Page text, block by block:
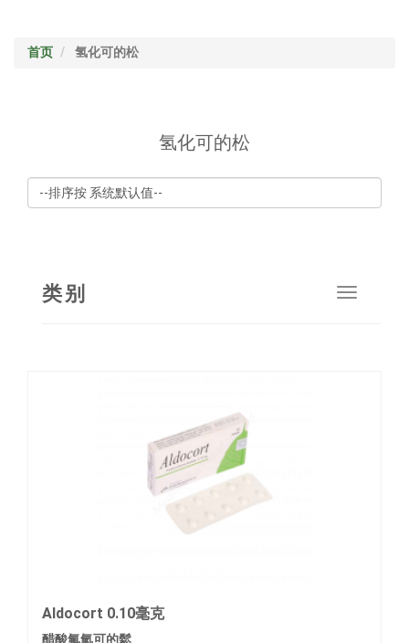
首页 氢化可的松
氢化可的松
Toggle
类别
Aldocort 0.10毫克
醋酸氟氫可的鬆